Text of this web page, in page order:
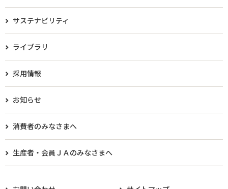
サステナビリティ
ライブラリ
採用情報
お知らせ
消費者のみなさまへ
生産者・会員ＪＡのみなさまへ​